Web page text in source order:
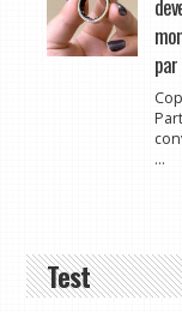
par
...
Test